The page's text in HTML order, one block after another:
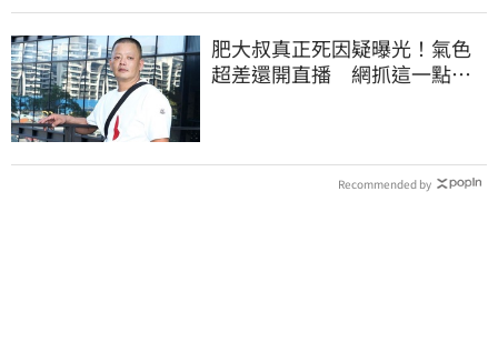
肥大叔真正死因疑曝光！氣色
超差還開直播 網抓這一點超
Recommended by